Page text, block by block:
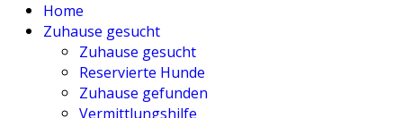
Home
Zuhause gesucht
Zuhause gesucht
Reservierte Hunde
Zuhause gefunden
Vermittlungshilfe